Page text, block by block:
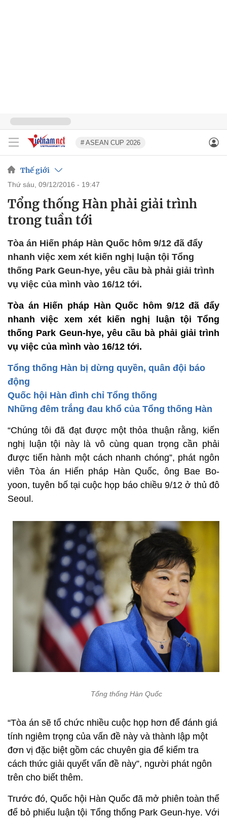
# ASEAN CUP 2026
Thế giới
thứ sáu, 09/12/2016 - 19:47
Tổng thống Hàn phải giải trình
trong tuần tới
Tòa án Hiến pháp Hàn Quốc hôm 9/12 đã đẩy
nhanh việc xem xét kiến nghị luận tội Tổng
thống Park Geun-hye, yêu cầu bà phải giải trình
vụ việc của mình vào 16/12 tới.
Tòa án Hiến pháp Hàn Quốc hôm 9/12 đã đẩy
nhanh việc xem xét kiến nghị luận tội Tổng
thống Park Geun-hye, yêu cầu bà phải giải trình
vụ việc của mình vào 16/12 tới.
Tổng thống Hàn bị dừng quyền, quân đội báo
động
Quốc hội Hàn đình chỉ Tổng thống
Những đêm trắng đau khổ của Tổng thống Hàn
“Chúng tôi đã đạt được một thỏa thuận rằng, kiến
nghị luận tội này là vô cùng quan trọng cần phải
được tiến hành một cách nhanh chóng”, phát ngôn
viên Tòa án Hiến pháp Hàn Quốc, ông Bae Bo-
yoon, tuyên bố tại cuộc họp báo chiều 9/12 ở thủ đô
Seoul.
Tổng thống Hàn Quốc
“Tòa án sẽ tổ chức nhiều cuộc họp hơn để đánh giá
tính ngiêm trọng của vấn đề này và thành lập một
đơn vị đặc biệt gồm các chuyên gia để kiểm tra
cách thức giải quyết vấn đề này”, người phát ngôn
trên cho biết thêm.
Trước đó, Quốc hội Hàn Quốc đã mở phiên toàn thể
để bỏ phiếu luận tội Tổng thống Park Geun-hye. Với